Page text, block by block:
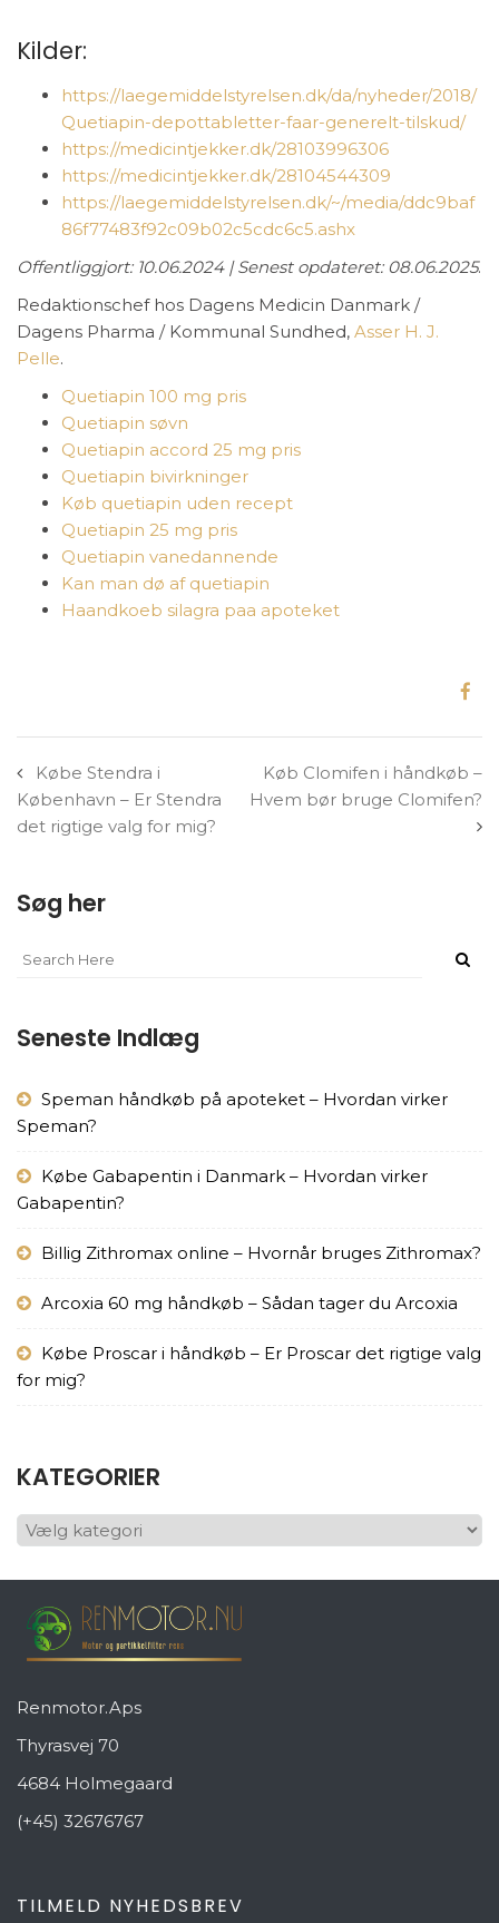
Kilder:
https://laegemiddelstyrelsen.dk/da/nyheder/2018/
Quetiapin-depottabletter-faar-generelt-tilskud/
https://medicintjekker.dk/28103996306
https://medicintjekker.dk/28104544309
https://laegemiddelstyrelsen.dk/~/media/ddc9baf
86f77483f92c09b02c5cdc6c5.ashx
Offentliggjort: 10.06.2024 | Senest opdateret: 08.06.2025.
Redaktionschef hos Dagens Medicin Danmark /
Dagens Pharma / Kommunal Sundhed, Asser H. J.
Pelle.
Quetiapin 100 mg pris
Quetiapin søvn
Quetiapin accord 25 mg pris
Quetiapin bivirkninger
Køb quetiapin uden recept
Quetiapin 25 mg pris
Quetiapin vanedannende
Kan man dø af quetiapin
Haandkoeb silagra paa apoteket
Købe Stendra i
København – Er Stendra
det rigtige valg for mig?
Køb Clomifen i håndkøb –
Hvem bør bruge Clomifen?
Søg her
Seneste Indlæg
Speman håndkøb på apoteket – Hvordan virker
Speman?
Købe Gabapentin i Danmark – Hvordan virker
Gabapentin?
Billig Zithromax online – Hvornår bruges Zithromax?
Arcoxia 60 mg håndkøb – Sådan tager du Arcoxia
Købe Proscar i håndkøb – Er Proscar det rigtige valg
for mig?
KATEGORIER
KATEGORIER
Renmotor.Aps
Thyrasvej 70
4684 Holmegaard
(+45) 32676767
TILMELD NYHEDSBREV